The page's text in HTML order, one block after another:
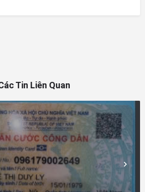
Tin Liên Quan